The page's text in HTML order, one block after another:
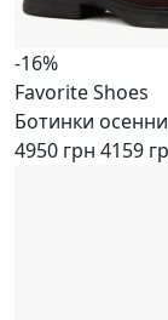
-16%
Favorite Shoes
Ботинки
4950 грн 4159